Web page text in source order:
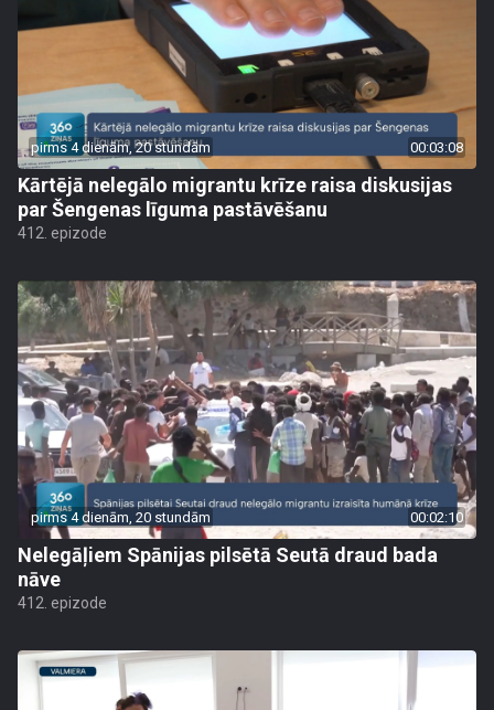
pirms 4 dienām, 20 stundām 00:03:08
Kārtējā nelegālo migrantu krīze raisa diskusijas
par Šengenas līguma pastāvēšanu
412. epizode
pirms 4 dienām, 20 stundām 00:02:10
Nelegāļiem Spānijas pilsētā Seutā draud bada
nāve
412. epizode